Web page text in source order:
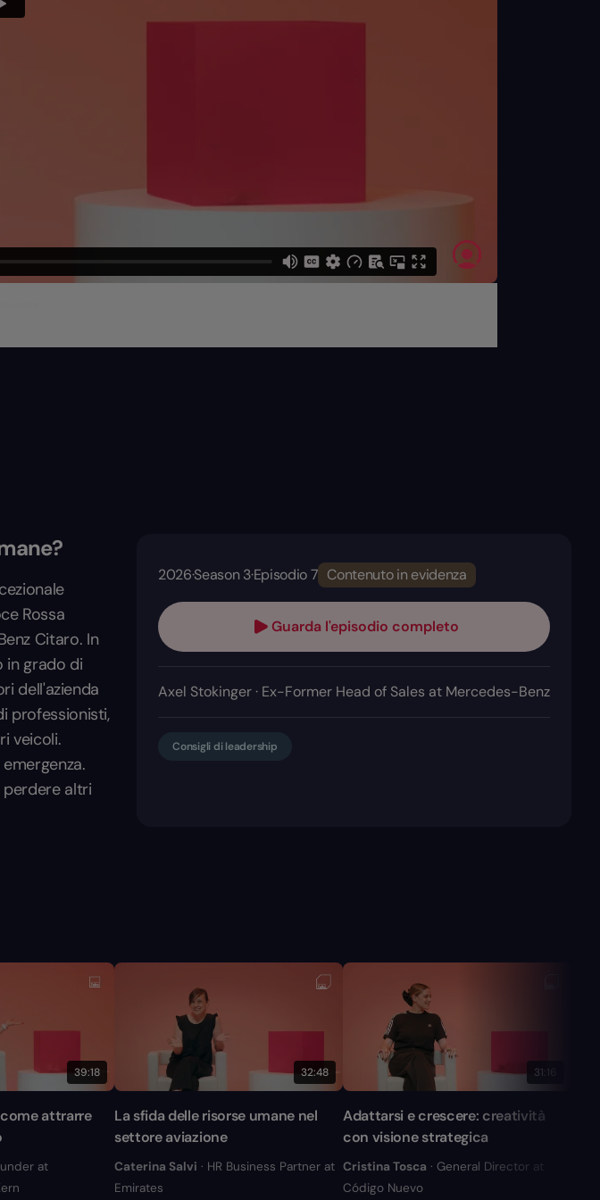
Rossa
Citaro. In
in grado di
dell'azienda
professionisti,
veicoli.
perdere altri
2026·Season 3·Episodio 7 Contenuto in evidenza
Guarda l'episodio completo
Axel Stokinger · Ex-Former Head of Sales at Mercedes-Benz
Consigli di leadership
39:18
attrarre
at
32:48
La sfida delle risorse umane nel
settore aviazione
Caterina Salvi · HR Business Partner at
Emirates
31:16
Adattarsi e crescere: creatività
con visione strategica
Cristina Tosca · General Director at
Código Nuevo